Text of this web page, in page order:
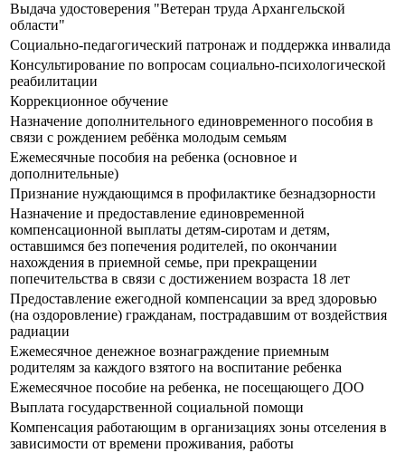
Выдача удостоверения "Ветеран труда Архангельской
области"
Социально-педагогический патронаж и поддержка инвалида
Консультирование по вопросам социально-психологической
реабилитации
Коррекционное обучение
Назначение дополнительного единовременного пособия в
связи с рождением ребёнка молодым семьям
Ежемесячные пособия на ребенка (основное и
дополнительные)
Признание нуждающимся в профилактике безнадзорности
Назначение и предоставление единовременной
компенсационной выплаты детям-сиротам и детям,
оставшимся без попечения родителей, по окончании
нахождения в приемной семье, при прекращении
попечительства в связи с достижением возраста 18 лет
Предоставление ежегодной компенсации за вред здоровью
(на оздоровление) гражданам, пострадавшим от воздействия
радиации
Ежемесячное денежное вознаграждение приемным
родителям за каждого взятого на воспитание ребенка
Ежемесячное пособие на ребенка, не посещающего ДОО
Выплата государственной социальной помощи
Компенсация работающим в организациях зоны отселения в
зависимости от времени проживания, работы